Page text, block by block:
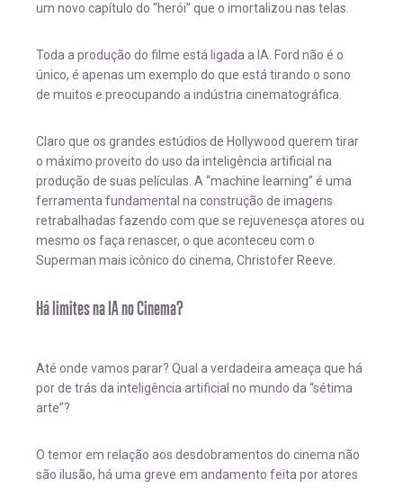
um novo capítulo do “herói” que o imortalizou nas telas.
Toda a produção do filme está ligada a IA. Ford não é o
único, é apenas um exemplo do que está tirando o sono
de muitos e preocupando a indústria cinematográfica.
Claro que os grandes estúdios de Hollywood querem tirar
o máximo proveito do uso da inteligência artificial na
produção de suas películas. A “machine learning” é uma
ferramenta fundamental na construção de imagens
retrabalhadas fazendo com que se rejuvenesça atores ou
mesmo os faça renascer, o que aconteceu com o
Superman mais icônico do cinema, Christofer Reeve.
Há limites na IA no Cinema?
Até onde vamos parar? Qual a verdadeira ameaça que há
por de trás da inteligência artificial no mundo da “sétima
arte”?
O temor em relação aos desdobramentos do cinema não
são ilusão, há uma greve em andamento feita por atores